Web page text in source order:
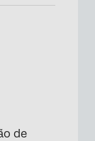
de